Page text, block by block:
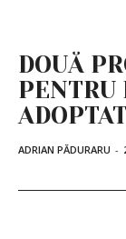
DOUĂ
ADRIAN PĂDURARU -